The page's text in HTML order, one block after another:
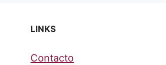
LINKS
Contacto